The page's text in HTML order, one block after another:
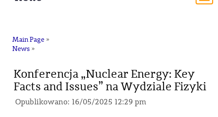
Main Page »
News »
Konferencja „Nuclear Energy: Key
Facts and Issues” na Wydziale Fizyki
Opublikowano: 16/05/2025 12:29 pm